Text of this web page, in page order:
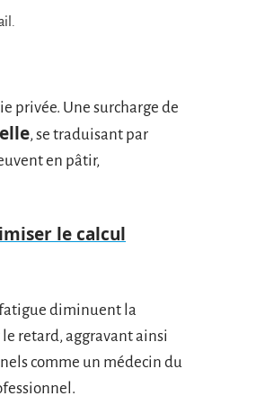
privée. Une surcharge de
, se traduisant par
en pâtir,
le calcul
fatigue diminuent la
retard, aggravant ainsi
comme un médecin du